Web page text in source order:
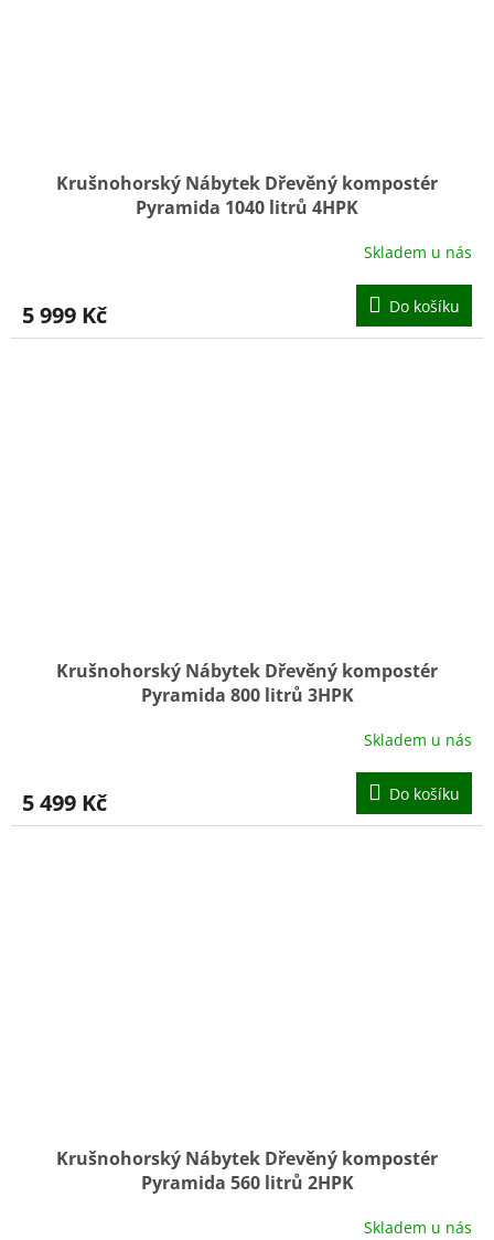
Krušnohorský Nábytek Dřevěný kompostér
Pyramida 1040 litrů 4HPK
Skladem u nás
5 999 Kč Do košíku
Krušnohorský Nábytek Dřevěný kompostér
Pyramida 800 litrů 3HPK
Skladem u nás
5 499 Kč Do košíku
Krušnohorský Nábytek Dřevěný kompostér
Pyramida 560 litrů 2HPK
Skladem u nás